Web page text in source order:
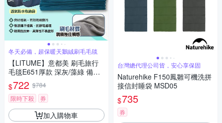
冬天必備，超保暖天鵝絨刷毛毛毯
【LITUME】意都美 刷毛旅行
毛毯E651厚款 深灰/藻綠 備用
毯 旅行飛機毛毯 居家蓋毯 刷毛
天鵝絨 露營 悠遊戶外
$722 $784
限時下殺
券
加入購物車
台灣總代理公司貨，安心享保固
Naturehike F150鳳雛可機洗拼
接信封睡袋 MSD05
$735
券